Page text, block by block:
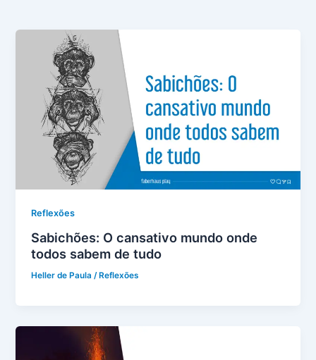
Reflexões
Sabichões: O cansativo mundo onde
todos sabem de tudo
Heller de Paula/ Reflexões